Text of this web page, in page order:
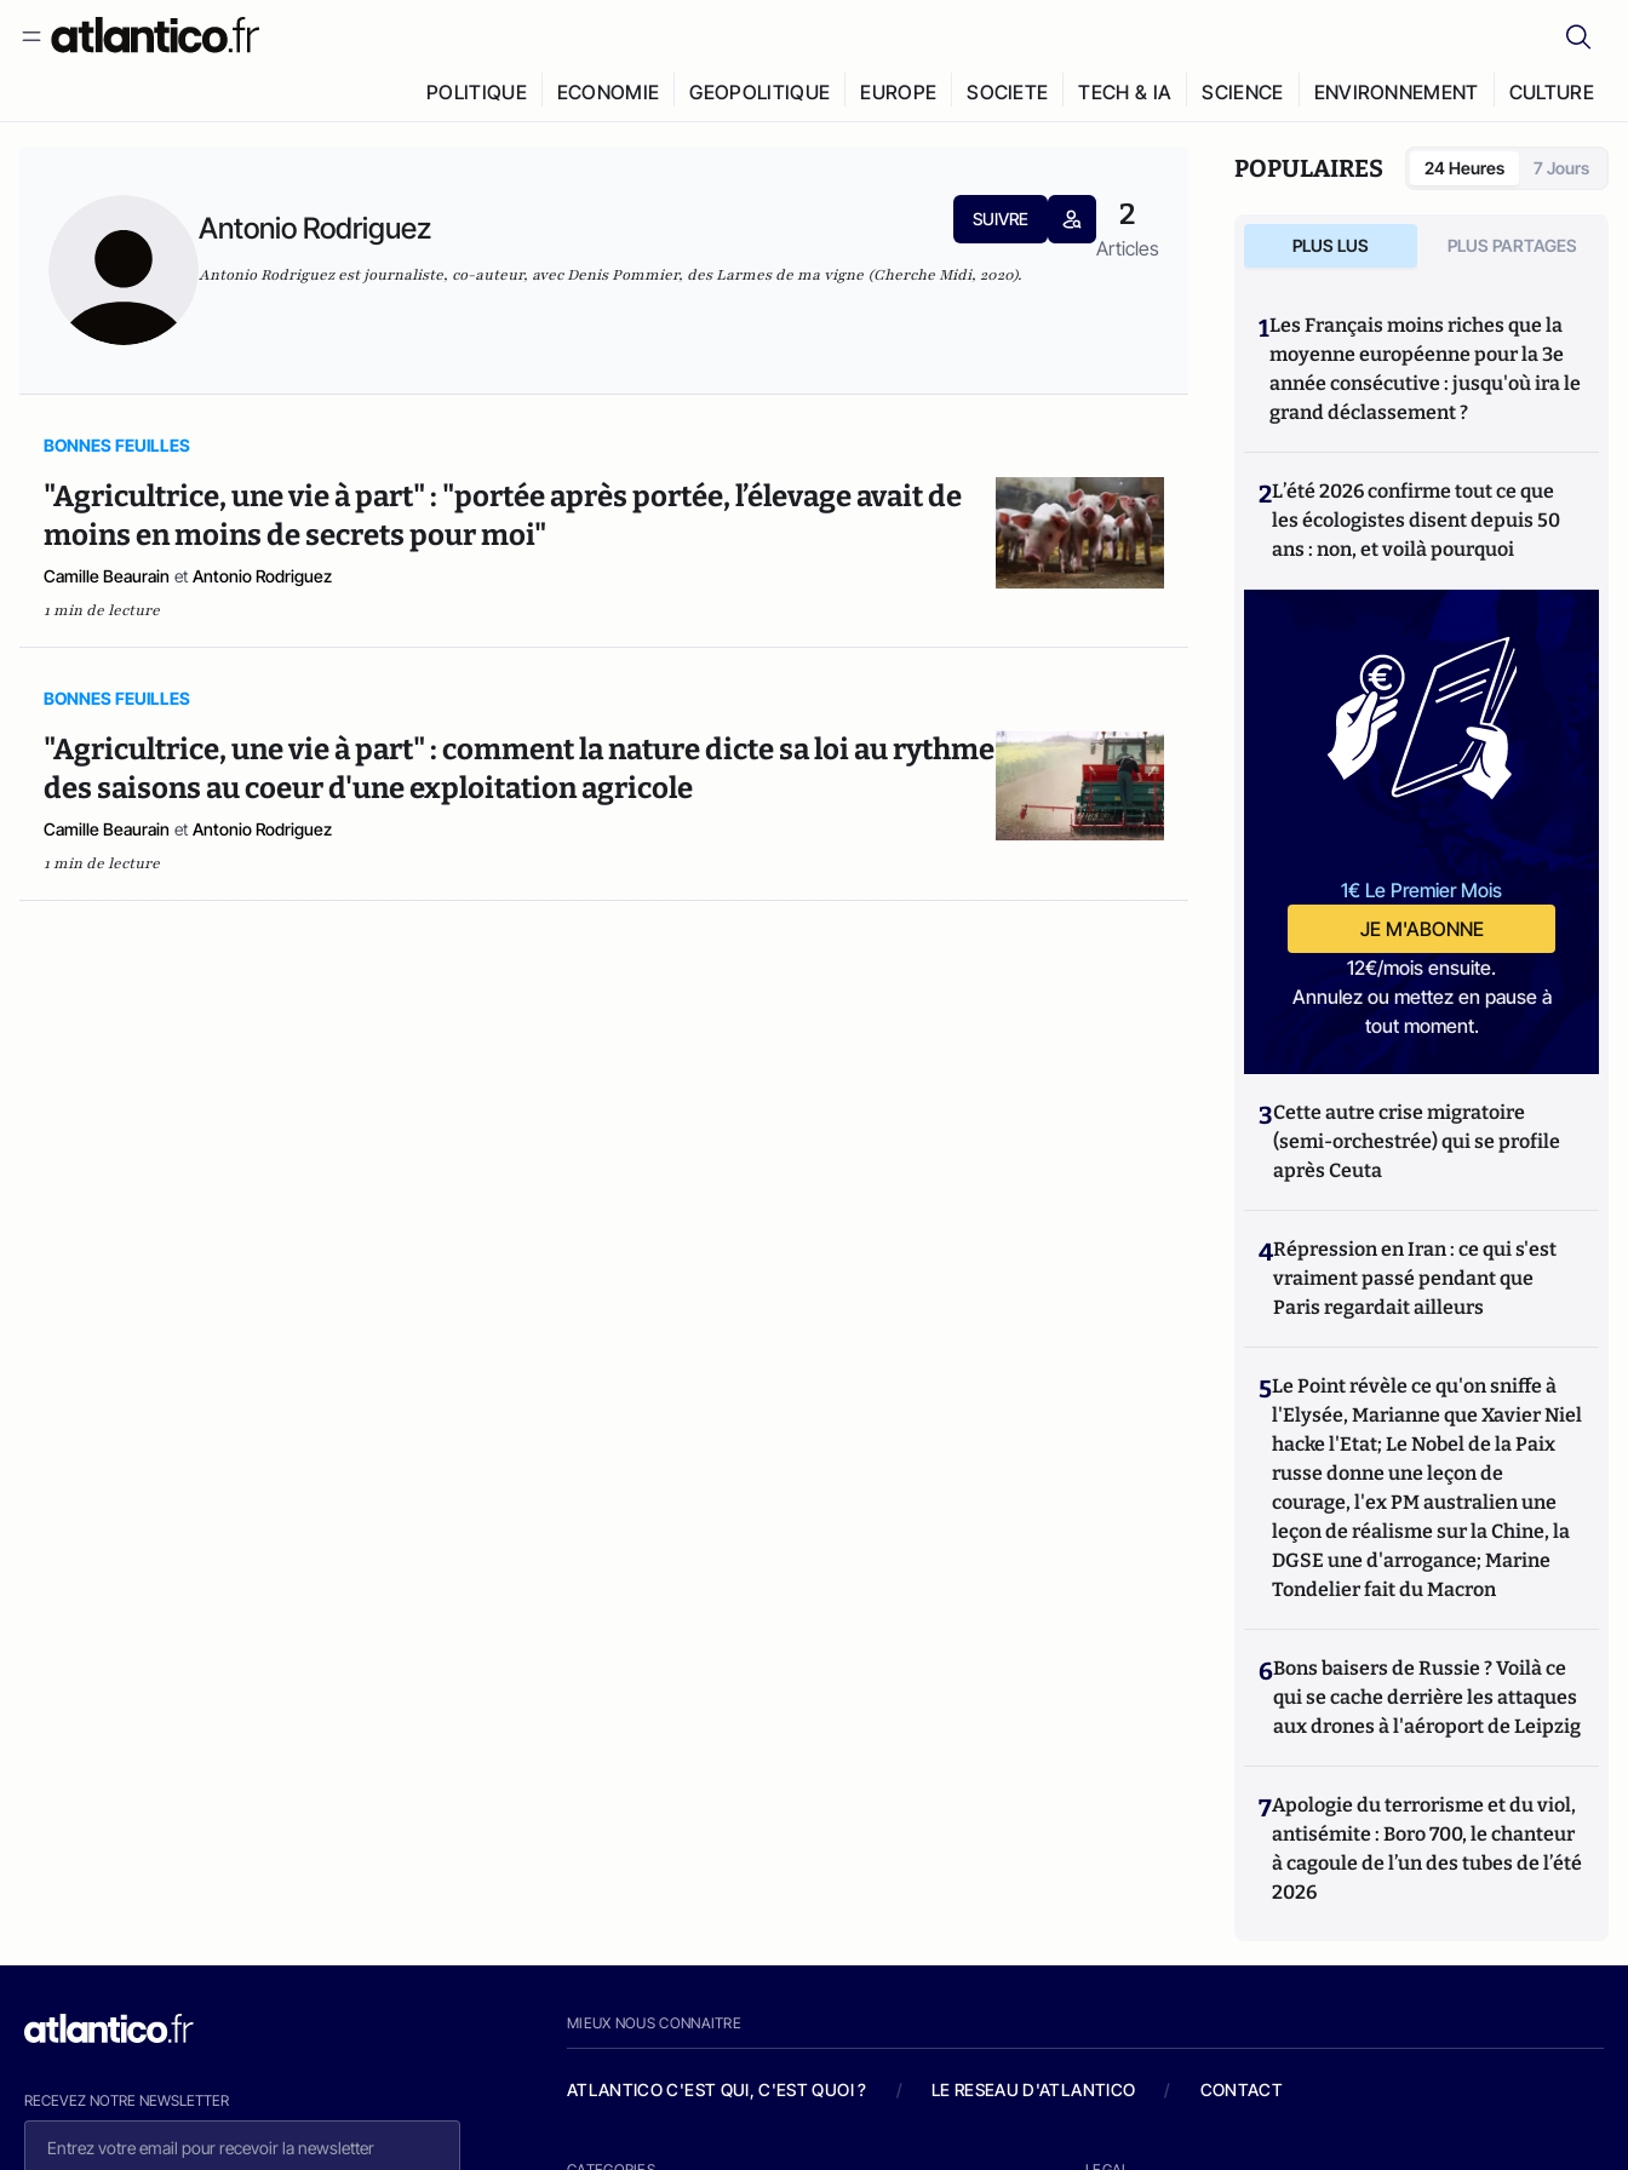
POLITIQUE ECONOMIE GEOPOLITIQUE EUROPE SOCIETE TECH & IA SCIENCE ENVIRONNEMENT CULTURE
Antonio Rodriguez SUIVRE 2
Articles
Antonio Rodriguez est journaliste, co-auteur, avec Denis Pommier, des Larmes de ma vigne (Cherche Midi, 2020).
BONNES FEUILLES
"Agricultrice, une vie à part" : "portée après portée, l’élevage avait de
moins en moins de secrets pour moi"
Camille Beaurain et Antonio Rodriguez
1 min de lecture
BONNES FEUILLES
"Agricultrice, une vie à part" : comment la nature dicte sa loi au rythme
des saisons au coeur d'une exploitation agricole
Camille Beaurain et Antonio Rodriguez
1 min de lecture
POPULAIRES 24 Heures 7 Jours
PLUS LUS PLUS PARTAGES
1Les Français moins riches que la
moyenne européenne pour la 3e
année consécutive : jusqu'où ira le
grand déclassement ?
2L’été 2026 confirme tout ce que
les écologistes disent depuis 50
ans : non, et voilà pourquoi
1€ Le Premier Mois
JE M'ABONNE
12€/mois ensuite.
Annulez ou mettez en pause à
tout moment.
3Cette autre crise migratoire
(semi-orchestrée) qui se profile
après Ceuta
4Répression en Iran : ce qui s'est
vraiment passé pendant que
Paris regardait ailleurs
5Le Point révèle ce qu'on sniffe à
l'Elysée, Marianne que Xavier Niel
hacke l'Etat; Le Nobel de la Paix
russe donne une leçon de
courage, l'ex PM australien une
leçon de réalisme sur la Chine, la
DGSE une d'arrogance; Marine
Tondelier fait du Macron
6Bons baisers de Russie ? Voilà ce
qui se cache derrière les attaques
aux drones à l'aéroport de Leipzig
7Apologie du terrorisme et du viol,
antisémite : Boro 700, le chanteur
à cagoule de l’un des tubes de l’été
2026
RECEVEZ NOTRE NEWSLETTER
MIEUX NOUS CONNAITRE
ATLANTICO C'EST QUI, C'EST QUOI ? / LE RESEAU D'ATLANTICO / CONTACT